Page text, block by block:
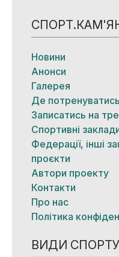
Новини
Анонси
Галерея
Де потренуватись
Записатись на
Спортивні
Федерації, інші
проєкти
Автори проекту
Контакти
Про нас
Політика
ВИДИ СПОРТУ